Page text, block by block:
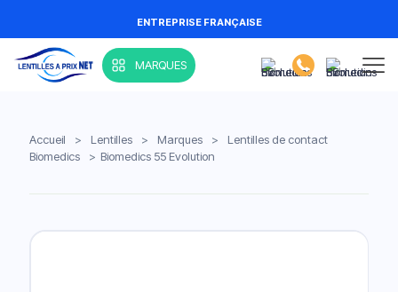
ENTREPRISE FRANÇAISE
MARQUES
Accueil > Lentilles > Marques >
Lentilles de contact
Biomedics
> Biomedics 55 Evolution